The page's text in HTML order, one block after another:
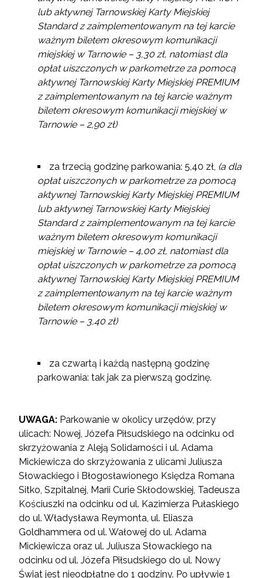
lub aktywnej Tarnowskiej Karty Miejskiej
Standard z zaimplementowanym na tej karcie
ważnym biletem okresowym komunikacji
miejskiej w Tarnowie – 3,30 zł, natomiast dla
opłat uiszczonych w parkometrze za pomocą
aktywnej Tarnowskiej Karty Miejskiej PREMIUM
z zaimplementowanym na tej karcie ważnym
biletem okresowym komunikacji miejskiej w
Tarnowie – 2,90 zł)
za trzecią godzinę parkowania: 5,40 zł, (a dla
opłat uiszczonych w parkometrze za pomocą
aktywnej Tarnowskiej Karty Miejskiej PREMIUM
lub aktywnej Tarnowskiej Karty Miejskiej
Standard z zaimplementowanym na tej karcie
ważnym biletem okresowym komunikacji
miejskiej w Tarnowie – 4,00 zł, natomiast dla
opłat uiszczonych w parkometrze za pomocą
aktywnej Tarnowskiej Karty Miejskiej PREMIUM
z zaimplementowanym na tej karcie ważnym
biletem okresowym komunikacji miejskiej w
Tarnowie – 3,40 zł)
za czwartą i każdą następną godzinę
parkowania: tak jak za pierwszą godzinę.
UWAGA: Parkowanie w okolicy urzędów, przy
ulicach: Nowej, Józefa Piłsudskiego na odcinku od
skrzyżowania z Aleją Solidarności i ul. Adama
Mickiewicza do skrzyżowania z ulicami Juliusza
Słowackiego i Błogosławionego Księdza Romana
Sitko, Szpitalnej, Marii Curie Skłodowskiej, Tadeusza
Kościuszki na odcinku od ul. Kazimierza Pułaskiego
do ul. Władysława Reymonta, ul. Eliasza
Goldhammera od ul. Wałowej do ul. Adama
Mickiewicza oraz ul. Juliusza Słowackiego na
odcinku od ul. Józefa Piłsudskiego do ul. Nowy
Świat jest nieodpłatne do 1 godziny. Po upływie 1